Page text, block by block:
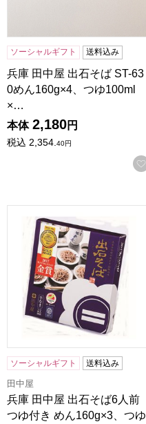
ソーシャルギフト 送料込み
兵庫 田中屋 出石そば ST-63
0めん160g×4、つゆ100ml
×…
本体 2,180円
税込 2,354.40円
ソーシャルギフト 送料込み
田中屋
兵庫 田中屋 出石そば6人前
つゆ付き めん160g×3、つゆ